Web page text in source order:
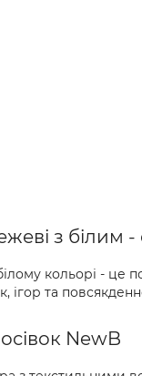
з білим
кольорі - це
ігор та
NewB